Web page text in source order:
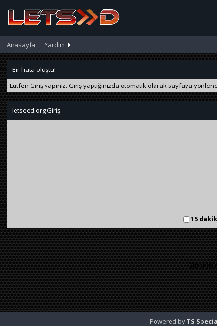
Anasayfa Yardım
Bir hata oluştu!
Lütfen Giriş yapınız. Giriş yaptığınızda otomatik olarak sayfaya
letseed.org Giriş
15
Şifrenizi
Powered by TS